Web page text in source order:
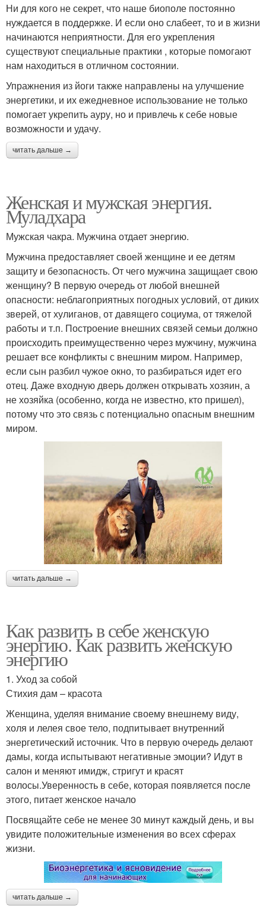
Ни для кого не секрет, что наше биополе постоянно
нуждается в поддержке. И если оно слабеет, то и в жизни
начинаются неприятности. Для его укрепления
существуют специальные практики , которые помогают
нам находиться в отличном состоянии.
Упражнения из йоги также направлены на улучшение
энергетики, и их ежедневное использование не только
помогает укрепить ауру, но и привлечь к себе новые
возможности и удачу.
читать дальше →
Женская и мужская энергия.
Муладхара
Мужская чакра. Мужчина отдает энергию.
Мужчина предоставляет своей женщине и ее детям
защиту и безопасность. От чего мужчина защищает свою
женщину? В первую очередь от любой внешней
опасности: неблагоприятных погодных условий, от диких
зверей, от хулиганов, от давящего социума, от тяжелой
работы и т.п. Построение внешних связей семьи должно
происходить преимущественно через мужчину, мужчина
решает все конфликты с внешним миром. Например,
если сын разбил чужое окно, то разбираться идет его
отец. Даже входную дверь должен открывать хозяин, а
не хозяйка (особенно, когда не известно, кто пришел),
потому что это связь с потенциально опасным внешним
миром.
читать дальше →
Как развить в себе женскую
энергию. Как развить женскую
энергию
1. Уход за собой
Стихия дам – красота
Женщина, уделяя внимание своему внешнему виду,
холя и лелея свое тело, подпитывает внутренний
энергетический источник. Что в первую очередь делают
дамы, когда испытывают негативные эмоции? Идут в
салон и меняют имидж, стригут и красят
волосы.Уверенность в себе, которая появляется после
этого, питает женское начало
Посвящайте себе не менее 30 минут каждый день, и вы
увидите положительные изменения во всех сферах
жизни.
читать дальше →